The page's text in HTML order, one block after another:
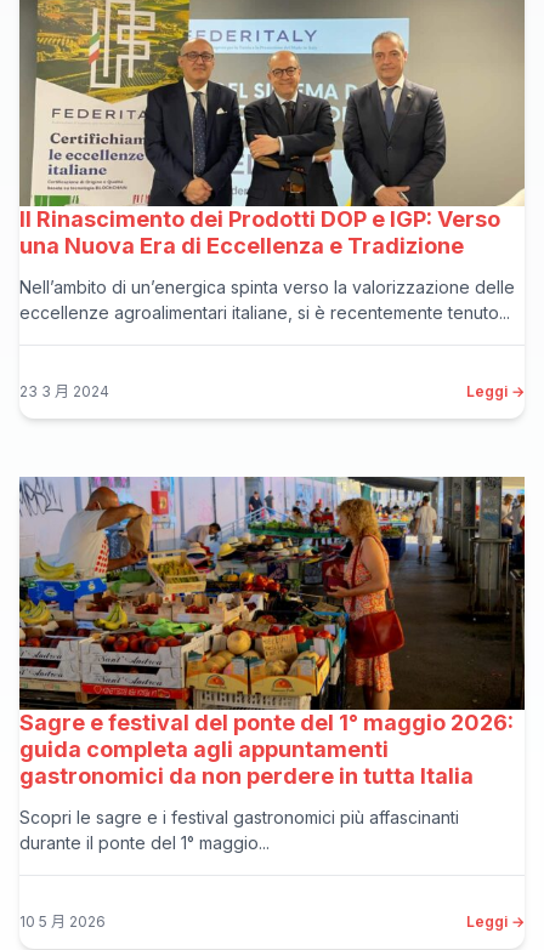
Il Rinascimento dei Prodotti DOP e IGP: Verso
una Nuova Era di Eccellenza e Tradizione
Nell’ambito di un’energica spinta verso la valorizzazione delle
eccellenze agroalimentari italiane, si è recentemente tenuto...
23 3 月 2024 Leggi →
Sagre e festival del ponte del 1° maggio 2026:
guida completa agli appuntamenti
gastronomici da non perdere in tutta Italia
Scopri le sagre e i festival gastronomici più affascinanti
durante il ponte del 1° maggio...
10 5 月 2026 Leggi →